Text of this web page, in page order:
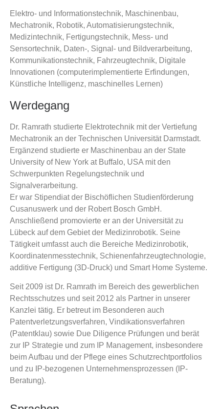
Elektro- und Informationstechnik, Maschinenbau,
Mechatronik, Robotik, Automatisierungstechnik,
Medizintechnik, Fertigungstechnik, Mess- und
Sensortechnik, Daten-, Signal- und Bildverarbeitung,
Kommunikationstechnik, Fahrzeugtechnik, Digitale
Innovationen (computerimplementierte Erfindungen,
Künstliche Intelligenz, maschinelles Lernen)
Werdegang
Dr. Ramrath studierte Elektrotechnik mit der Vertiefung
Mechatronik an der Technischen Universität Darmstadt.
Ergänzend studierte er Maschinenbau an der State
University of New York at Buffalo, USA mit den
Schwerpunkten Regelungstechnik und
Signalverarbeitung.
Er war Stipendiat der Bischöflichen Studienförderung
Cusanuswerk und der Robert Bosch GmbH.
Anschließend promovierte er an der Universität zu
Lübeck auf dem Gebiet der Medizinrobotik. Seine
Tätigkeit umfasst auch die Bereiche Medizinrobotik,
Koordinatenmesstechnik, Schienenfahrzeugtechnologie,
additive Fertigung (3D-Druck) und Smart Home Systeme.
Seit 2009 ist Dr. Ramrath im Bereich des gewerblichen
Rechtsschutzes und seit 2012 als Partner in unserer
Kanzlei tätig. Er betreut im Besonderen auch
Patentverletzungsverfahren, Vindikationsverfahren
(Patentklau) sowie Due Diligence Prüfungen und berät
zur IP Strategie und zum IP Management, insbesondere
beim Aufbau und der Pflege eines Schutzrechtportfolios
und zu IP-bezogenen Unternehmensprozessen (IP-
Beratung).